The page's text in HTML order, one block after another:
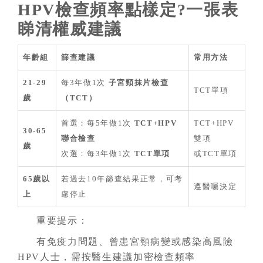
HPV檢查頻率點樣定?一張表
睇清權威建議
年齡組 篩查建議 常用方法
21-29
歲
每3年做1次 子宮頸抹片檢查
（TCT）
TCT單項
30-65
歲
首選：每5年做1次 TCT+HPV
聯合檢查
次選：每3年做1次 TCT單項
TCT+HPV
雙項
或TCT單項
65歲以
上
若過去10年篩查結果正常，可考
慮停止
遵醫囑決定
重要提示：
有免疫力問題、曾患宮頸病變或感染高風險
HPV人士，需按醫生建議加密檢查頻率